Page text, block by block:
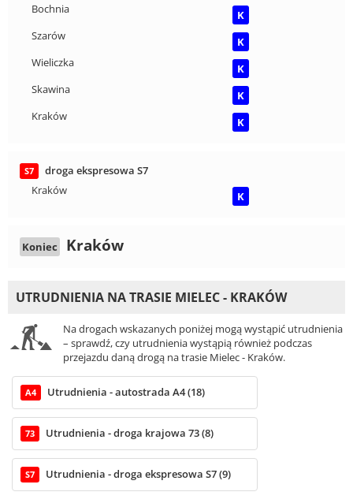
Bochnia
K
Szarów
K
Wieliczka
K
Skawina
K
Kraków
K
S7
droga ekspresowa S7
Kraków
K
Koniec Kraków
UTRUDNIENIA NA TRASIE MIELEC - KRAKÓW
Na drogach wskazanych poniżej mogą wystąpić utrudnienia
– sprawdź, czy utrudnienia wystąpią również podczas
przejazdu daną drogą na trasie Mielec - Kraków.
A4 Utrudnienia - autostrada A4 (18)
73 Utrudnienia - droga krajowa 73 (8)
S7 Utrudnienia - droga ekspresowa S7 (9)